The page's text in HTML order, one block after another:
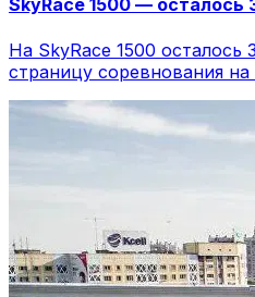
SkyRace 1500 — осталось
На SkyRace 1500 осталось
страницу соревнования на